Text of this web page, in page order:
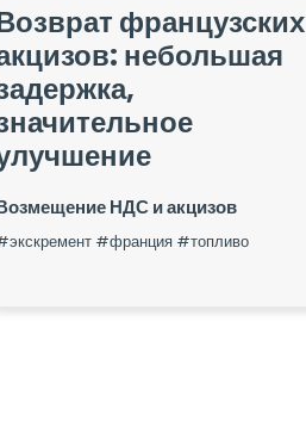
французских
небольшая
НДС и акцизов
#франция #топливо